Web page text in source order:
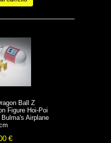
Ball Z
Figure Hoi-Poi
Airplane
€